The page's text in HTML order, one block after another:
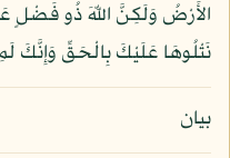
نَتْلُوهَا عَلَيْكَ بِالْحَقِّ وَإِنَّكَ
بيان